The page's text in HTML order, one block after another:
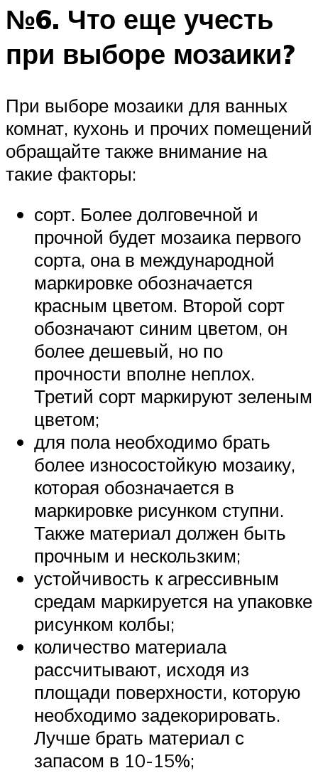
№6. Что еще учесть
при выборе мозаики?
При выборе мозаики для ванных
комнат, кухонь и прочих помещений
обращайте также внимание на
такие факторы:
сорт. Более долговечной и
прочной будет мозаика первого
сорта, она в международной
маркировке обозначается
красным цветом. Второй сорт
обозначают синим цветом, он
более дешевый, но по
прочности вполне неплох.
Третий сорт маркируют зеленым
цветом;
для пола необходимо брать
более износостойкую мозаику,
которая обозначается в
маркировке рисунком ступни.
Также материал должен быть
прочным и нескользким;
устойчивость к агрессивным
средам маркируется на упаковке
рисунком колбы;
количество материала
рассчитывают, исходя из
площади поверхности, которую
необходимо задекорировать.
Лучше брать материал с
запасом в 10-15%;